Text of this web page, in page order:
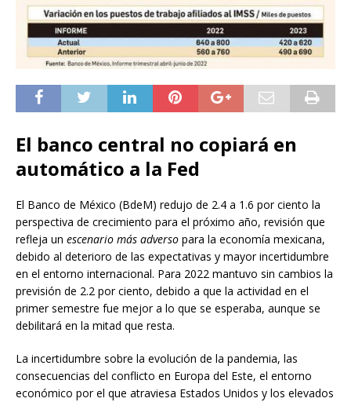
El banco central no copiará en
automático a la Fed
El Banco de México (BdeM) redujo de 2.4 a 1.6 por ciento la
perspectiva de crecimiento para el próximo año, revisión que
refleja un escenario más adverso para la economía mexicana,
debido al deterioro de las expectativas y mayor incertidumbre
en el entorno internacional. Para 2022 mantuvo sin cambios la
previsión de 2.2 por ciento, debido a que la actividad en el
primer semestre fue mejor a lo que se esperaba, aunque se
debilitará en la mitad que resta.
La incertidumbre sobre la evolución de la pandemia, las
consecuencias del conflicto en Europa del Este, el entorno
económico por el que atraviesa Estados Unidos y los elevados